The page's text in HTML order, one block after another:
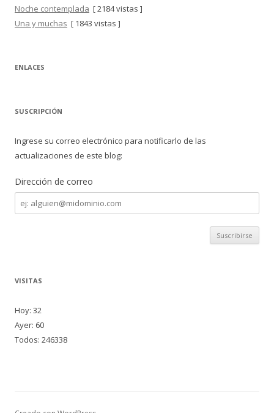
Noche contemplada [ 2184 vistas ]
Una y muchas [ 1843 vistas ]
ENLACES
SUSCRIPCIÓN
Ingrese su correo electrónico para notificarlo de las
actualizaciones de este blog:
Dirección de correo
Dirección
de
correo
VISITAS
Hoy: 32
Ayer: 60
Todos: 246338